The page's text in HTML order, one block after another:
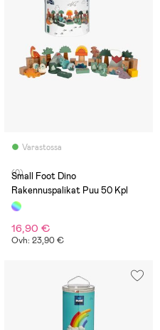
Varastossa
(0)
Small Foot Dino
Rakennuspalikat Puu 50 Kpl
16,90 €
Ovh: 23,90 €